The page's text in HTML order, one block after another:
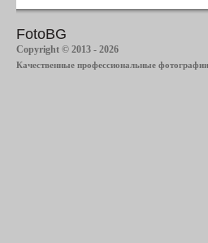
FotoBG
Copyright © 2013 - 2026
Качественные профессиональные